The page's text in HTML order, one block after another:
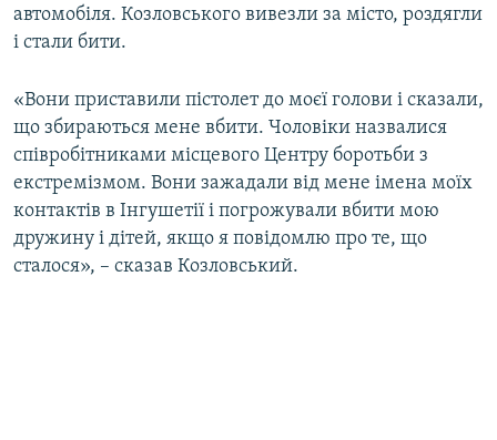
автомобіля. Козловського вивезли за місто, роздягли
і стали бити.
«Вони приставили пістолет до моєї голови і сказали,
що збираються мене вбити. Чоловіки назвалися
співробітниками місцевого Центру боротьби з
екстремізмом. Вони зажадали від мене імена моїх
контактів в Інгушетії і погрожували вбити мою
дружину і дітей, якщо я повідомлю про те, що
сталося», – сказав Козловський.